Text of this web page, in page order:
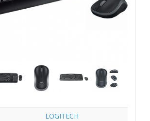
LOGITECH